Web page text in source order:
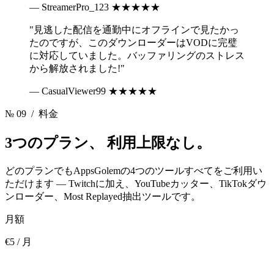
— StreamerPro_123 ★★★★★
"見逃した配信を通勤中にオフラインで見たかっ
たのですが、このダウンローダーはVODに完璧
に対応していました。バッファリングのストレス
から解放されました!"
— CasualViewer99 ★★★★★
№ 09 / 料金
3つのプラン、利用上限なし。
どのプランでもAppsGolemの4つのツールすべてをご利用い
ただけます — Twitchに加え、YouTubeカッター、TikTokダウ
ンローダー、Most Replayed抽出ツールです。
月額
€5 / 月